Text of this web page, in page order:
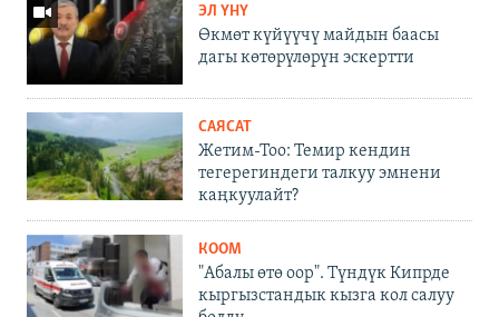
ЭЛ ҮНҮ
Өкмөт күйүүчү майдын баасы
дагы көтөрүлөрүн эскертти
САЯСАТ
Жетим-Тоо: Темир кендин
тегерегиндеги талкуу эмнени
каңкуулайт?
КООМ
"Абалы өтө оор". Түндүк Кипрде
кыргызстандык кызга кол салуу